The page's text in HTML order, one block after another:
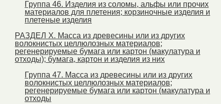
Группа 46. Изделия из соломы, альфы или прочих
материалов для плетения; корзиночные изделия и
плетеные изделия
РАЗДЕЛ X. Масса из древесины или из других
волокнистых целлюлозных материалов;
регенерируемые бумага или картон (макулатура и
отходы); бумага, картон и изделия из них
Группа 47. Масса из древесины или из других
волокнистых целлюлозных материалов;
регенерируемые бумага или картон (макулатура и
отходы